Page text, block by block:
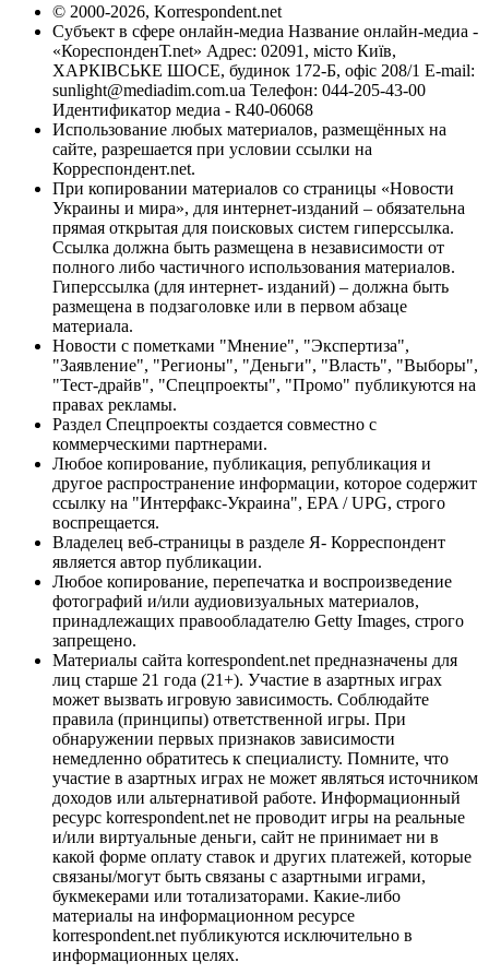
© 2000-2026, Korrespondent.net
Субъект в сфере онлайн-медиа Название онлайн-медиа -
«КореспонденТ.net» Адрес: 02091, місто Київ,
ХАРКІВСЬКЕ ШОСЕ, будинок 172-Б, офіс 208/1 E-mail:
sunlight@mediadim.com.ua Телефон: 044-205-43-00
Идентификатор медиа - R40-06068
Использование любых материалов, размещённых на
сайте, разрешается при условии ссылки на
Корреспондент.net.
При копировании материалов со страницы «Новости
Украины и мира», для интернет-изданий – обязательна
прямая открытая для поисковых систем гиперссылка.
Ссылка должна быть размещена в независимости от
полного либо частичного использования материалов.
Гиперссылка (для интернет- изданий) – должна быть
размещена в подзаголовке или в первом абзаце
материала.
Новости с пометками "Мнение", "Экспертиза",
"Заявление", "Регионы", "Деньги", "Власть", "Выборы",
"Тест-драйв", "Спецпроекты", "Промо" публикуются на
правах рекламы.
Раздел Спецпроекты создается совместно с
коммерческими партнерами.
Любое копирование, публикация, републикация и
другое распространение информации, которое содержит
ссылку на "Интерфакс-Украина", EPA / UPG, строго
воспрещается.
Владелец веб-страницы в разделе Я- Корреспондент
является автор публикации.
Любое копирование, перепечатка и воспроизведение
фотографий и/или аудиовизуальных материалов,
принадлежащих правообладателю Getty Images, строго
запрещено.
Материалы сайта korrespondent.net предназначены для
лиц старше 21 года (21+). Участие в азартных играх
может вызвать игровую зависимость. Соблюдайте
правила (принципы) ответственной игры. При
обнаружении первых признаков зависимости
немедленно обратитесь к специалисту. Помните, что
участие в азартных играх не может являться источником
доходов или альтернативой работе. Информационный
ресурс korrespondent.net не проводит игры на реальные
и/или виртуальные деньги, сайт не принимает ни в
какой форме оплату ставок и других платежей, которые
связаны/могут быть связаны с азартными играми,
букмекерами или тотализаторами. Какие-либо
материалы на информационном ресурсе
korrespondent.net публикуются исключительно в
информационных целях.